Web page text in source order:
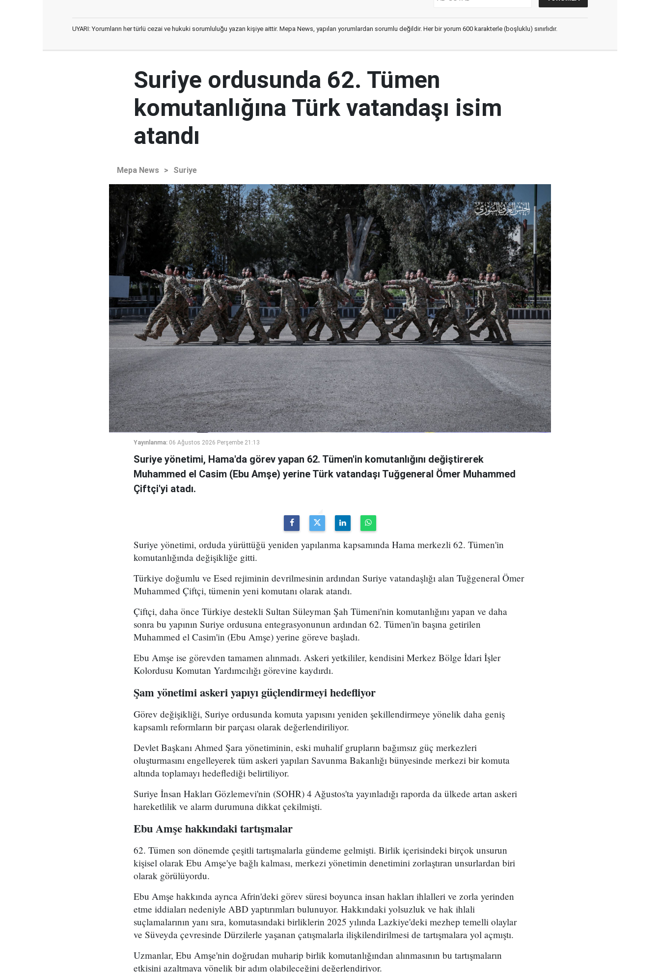
UYARI: Yorumların her türlü cezai ve hukuki sorumluluğu yazan kişiye aittir. Mepa News, yapılan yorumlardan sorumlu değildir. Her bir yorum 600 karakterle (boşluklu) sınırlıdır.
Suriye ordusunda 62. Tümen
komutanlığına Türk vatandaşı isim
atandı
Mepa News > Suriye
Yayınlanma: 06 Ağustos 2026 Perşembe 21:13
Suriye yönetimi, Hama'da görev yapan 62. Tümen'in komutanlığını değiştirerek
Muhammed el Casim (Ebu Amşe) yerine Türk vatandaşı Tuğgeneral Ömer Muhammed
Çiftçi'yi atadı.
Suriye yönetimi, orduda yürüttüğü yeniden yapılanma kapsamında Hama merkezli 62. Tümen'in
komutanlığında değişikliğe gitti.
Türkiye doğumlu ve Esed rejiminin devrilmesinin ardından Suriye vatandaşlığı alan Tuğgeneral Ömer
Muhammed Çiftçi, tümenin yeni komutanı olarak atandı.
Çiftçi, daha önce Türkiye destekli Sultan Süleyman Şah Tümeni'nin komutanlığını yapan ve daha
sonra bu yapının Suriye ordusuna entegrasyonunun ardından 62. Tümen'in başına getirilen
Muhammed el Casim'in (Ebu Amşe) yerine göreve başladı.
Ebu Amşe ise görevden tamamen alınmadı. Askeri yetkililer, kendisini Merkez Bölge İdari İşler
Kolordusu Komutan Yardımcılığı görevine kaydırdı.
Şam yönetimi askeri yapıyı güçlendirmeyi hedefliyor
Görev değişikliği, Suriye ordusunda komuta yapısını yeniden şekillendirmeye yönelik daha geniş
kapsamlı reformların bir parçası olarak değerlendiriliyor.
Devlet Başkanı Ahmed Şara yönetiminin, eski muhalif grupların bağımsız güç merkezleri
oluşturmasını engelleyerek tüm askeri yapıları Savunma Bakanlığı bünyesinde merkezi bir komuta
altında toplamayı hedeflediği belirtiliyor.
Suriye İnsan Hakları Gözlemevi'nin (SOHR) 4 Ağustos'ta yayınladığı raporda da ülkede artan askeri
hareketlilik ve alarm durumuna dikkat çekilmişti.
Ebu Amşe hakkındaki tartışmalar
62. Tümen son dönemde çeşitli tartışmalarla gündeme gelmişti. Birlik içerisindeki birçok unsurun
kişisel olarak Ebu Amşe'ye bağlı kalması, merkezi yönetimin denetimini zorlaştıran unsurlardan biri
olarak görülüyordu.
Ebu Amşe hakkında ayrıca Afrin'deki görev süresi boyunca insan hakları ihlalleri ve zorla yerinden
etme iddiaları nedeniyle ABD yaptırımları bulunuyor. Hakkındaki yolsuzluk ve hak ihlali
suçlamalarının yanı sıra, komutasındaki birliklerin 2025 yılında Lazkiye'deki mezhep temelli olaylar
ve Süveyda çevresinde Dürzilerle yaşanan çatışmalarla ilişkilendirilmesi de tartışmalara yol açmıştı.
Uzmanlar, Ebu Amşe'nin doğrudan muharip birlik komutanlığından alınmasının bu tartışmaların
etkisini azaltmaya yönelik bir adım olabileceğini değerlendiriyor.